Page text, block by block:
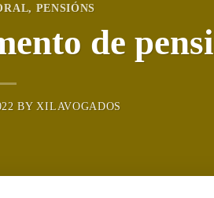
, PENSIÓNS
de
BY XILAVOGADOS